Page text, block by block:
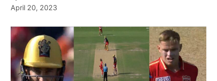
April 20, 2023